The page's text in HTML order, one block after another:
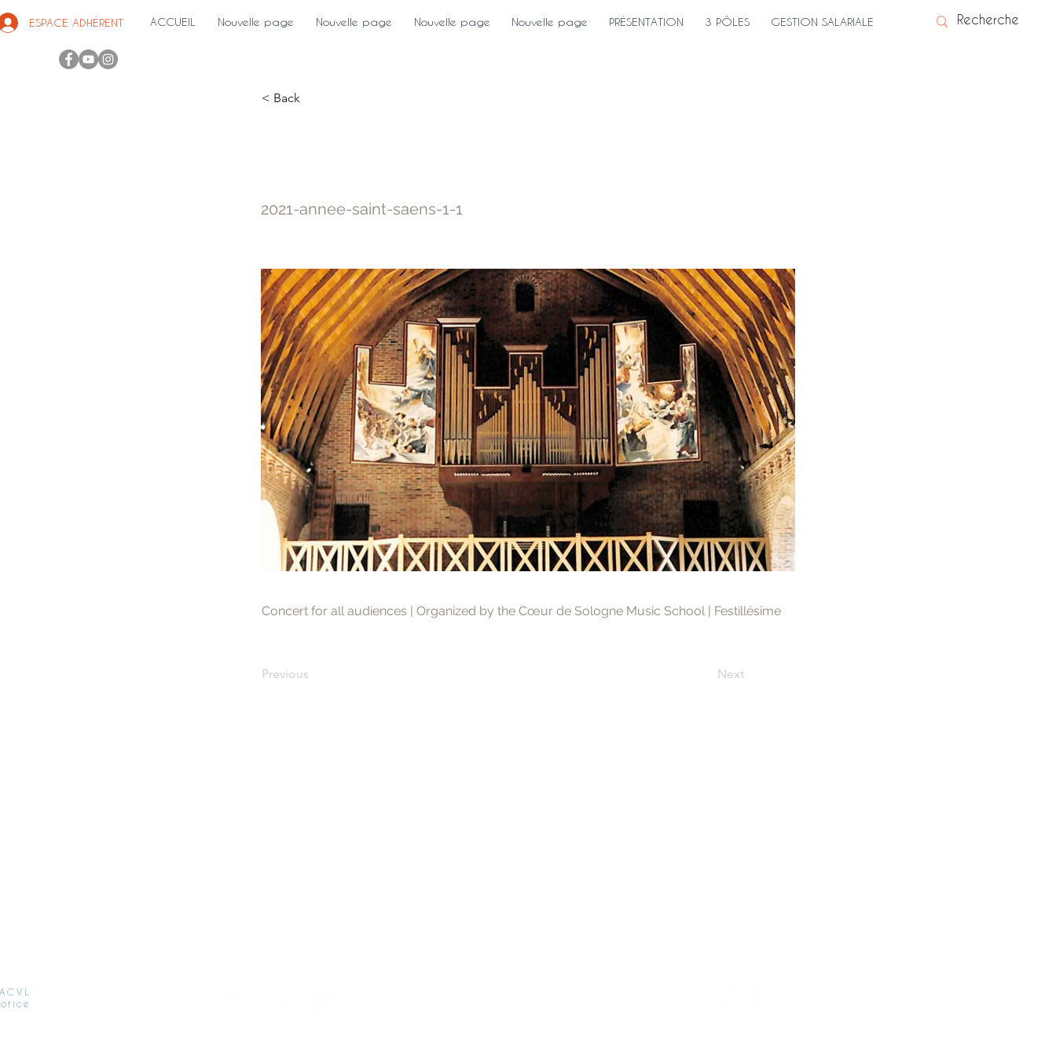
ESPACE ADHÉRENT ACCUEIL Nouvelle page Nouvelle page Nouvelle page Nouvelle page PRÉSENTATION 3 PÔLES GESTION SALARIALE
< Back
2021-annee-saint-saens-1-1
Concert for all audiences | Organized by the Cœur de Sologne Music School | Festillésime
Previous Next